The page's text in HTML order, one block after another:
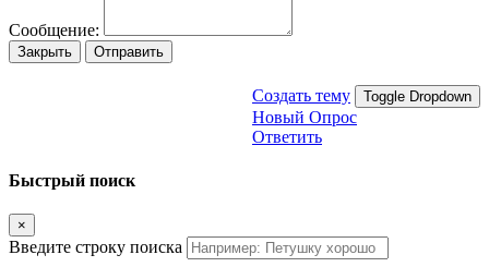
Сообщение:
Закрыть Отправить
Создать тему Toggle Dropdown
Новый Опрос
Ответить
Быстрый поиск
×
Введите строку поиска